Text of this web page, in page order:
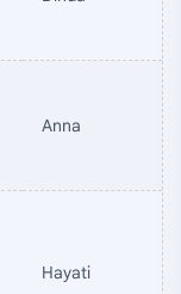
Anna
Hayati